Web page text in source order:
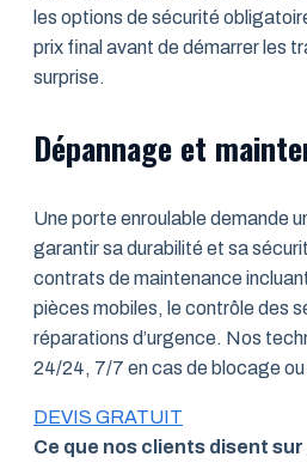
les options de sécurité
prix final avant de démarrer les
surprise.
Dépannage et
Une porte enroulable demande
garantir sa durabilité et sa
contrats de maintenance
pièces mobiles, le contrôle des
réparations d’urgence. Nos
24/24, 7/7 en cas de blocage
DEVIS GRATUIT
Ce que nos clients disent sur